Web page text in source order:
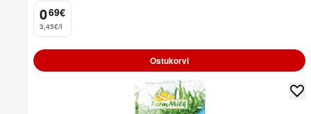
0
. 69€
3,45€/l
Ostukorvi